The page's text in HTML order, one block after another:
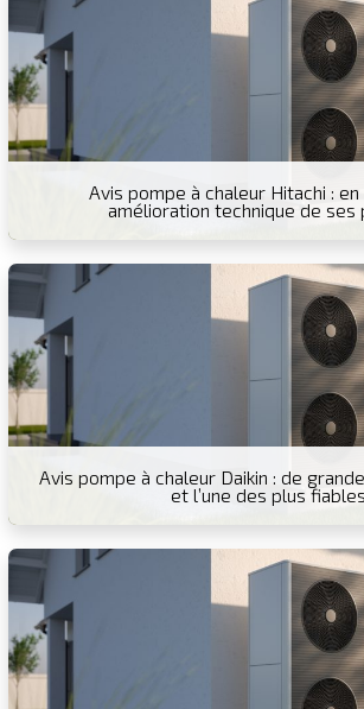
Avis pompe à chaleur Hitachi :
amélioration technique de ses
Avis pompe à chaleur Daikin : de
et l’une des plus fiables